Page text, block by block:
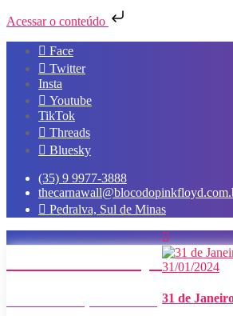
Acessar o conteúdo
Skip
content
Face
Twitter
Insta
Youtube
TikTok
Threads
Bluesky
(35) 9 9977-3888
Pedralva, Sul de Minas
31/01/2024
31 de